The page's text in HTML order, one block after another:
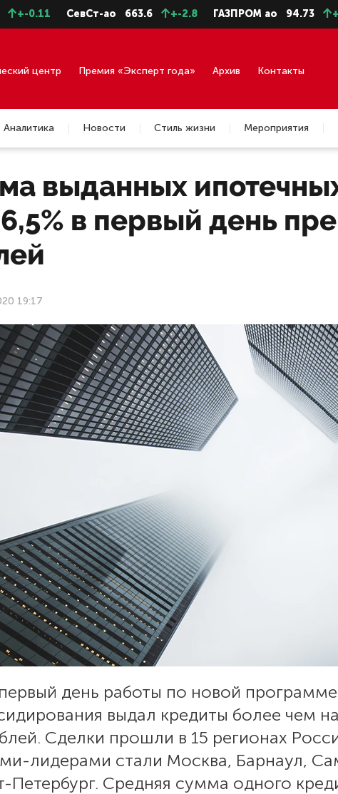
СевСт-ао 663.6 +-2.8 ГАЗПРОМ ао 94.73 +-0.43
центр Премия «Эксперт года» Архив Контакты
Аналитика Новости Стиль жизни Мероприятия
выданных
в первый день
19:17
день работы по новой программе
выдал кредиты более чем
Сделки прошли в 15 регионах
лидерами стали Москва, Барнаул,
Петербург. Средняя сумма одного